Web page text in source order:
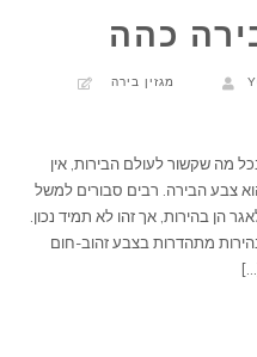
כהה
מגזין בירה
מה שקשור לעולם הבירות, אין
צבע הבירה. רבים סבורים למשל
הן בהירות, אך זהו לא תמיד נכון.
מתהדרות בצבע זהוב-חום